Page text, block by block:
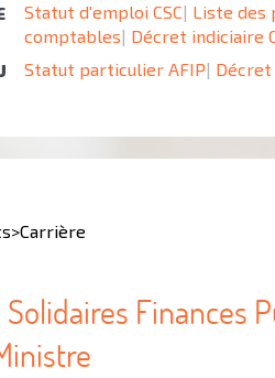
Statut d'emploi CSC| Liste des
comptables| Décret indiciaire
Statut particulier AFIP| Décret
>Carrière
Solidaires Finances